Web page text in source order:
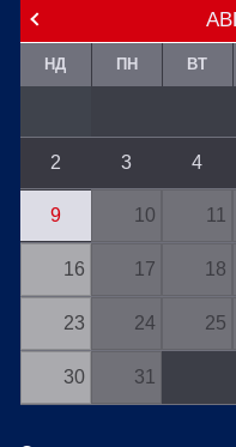
НД ПН ВТ
2 3 4
9 10 11
16 17 18
23 24 25
30 31